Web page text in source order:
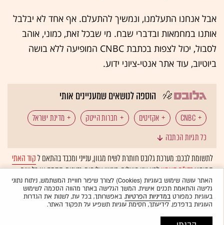
אבל אנחנו התעלמנו, ונמשיך להתעלם. אף אחד לא יבלבל
אותנו במחמאות ובדברי שבח. מי שבכל זאת, כמוני, אוהב
לסבול, יכול לצפות בכתבת CNBC המופיעה ללא בושה
ביוטיוב, עוד אתר אנטי-ציוני ידוע.
הוספה לנושאים שמעניינים אותי
CNBC אקזיטים חברות הייטק
מדינת ישראל
כל תגיות הכתבה
לתשומת לבכם: מערכת גלובס חותרת לשיח מגוון, ענייני ומכבד בהתאם לקוד האתי
המופיעבדו"ח האמוןלפיו אנו פועלים. ביטויי אלימות, גזענות, הסתה או כל שיח
בלתי הולם אחר מסוננים בצורהאוטומטיתולא יפורסמו באתר.
האתר עושה שימוש בעוגיות (Cookies) לצורך שיפור חוויית המשתמש, ניתוח נתוני
גלישה והתאמת תכנים אישית. המשך הגלישה באתר מהווה הסכמה לשימוש
בעוגיות כמפורטבמדיניות הפרטיות. באפשרותך, בכל עת, לשנות את הגדרות
העוגיות בדפדפן. לידיעתך, חסימת עוגיות תשפיע על תפקוד האתר.